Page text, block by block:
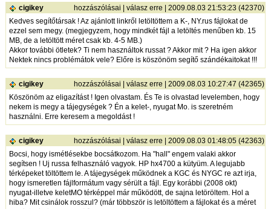
cigikey hozzászólásai |válasz erre | 2009.08.03 21:53:23 (42370)
Kedves segítőtársak ! Az ajánlott linkről letöltöttem a K-, NY.rus fájlokat de
ezzel sem megy. (megjegyzem, hogy mindkét fájl a letöltés menűben kb. 15
MB, de a letöltött méret csak kb. 4-5 MB.)
Akkor további ötletek? Ti nem használtok russat ? Akkor mit ? Ha igen akkor
Nektek nincs problémátok vele? Előre is köszönöm segítő szándékaitokat !!!
cigikey hozzászólásai |válasz erre | 2009.08.03 10:27:47 (42365)
Köszönöm az eligazítást ! Igen olvastam. És Te is olvastad levelemben, hogy
nekem is megy a tájegységek ? Én a kelet-, nyugat Mo. is szeretném
használni. Erre keresem a megoldást !
cigikey hozzászólásai |válasz erre | 2009.08.03 01:48:05 (42363)
Bocsi, hogy ismétlésekbe bocsátkozom. Ha "hall" engem valaki akkor
segítsen ! Uj russa felhasználó vagyok. HP hx4700 a kütyüm. A legujabb
térképeket töltöttem le. A tájegységek működnek a KGC és NYGC re azt irja,
hogy ismeretlen fájlformátum vagy sérült a fájl. Egy korábbi (2008 okt)
nyugat-illetve keletMO térképpel már működött, de sajna letöröltem. Hol a
hiba? Mit csinálok rosszul? (már többször is letöltöttem a fájlokat és a méret